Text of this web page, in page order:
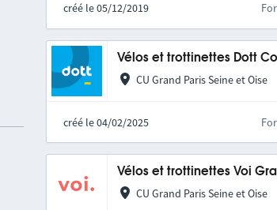
créé le 05/12/2019
Vélos et trottinettes Dott
CU Grand Paris Seine et Oise
créé le 04/02/2025
Vélos et trottinettes Voi
CU Grand Paris Seine et Oise